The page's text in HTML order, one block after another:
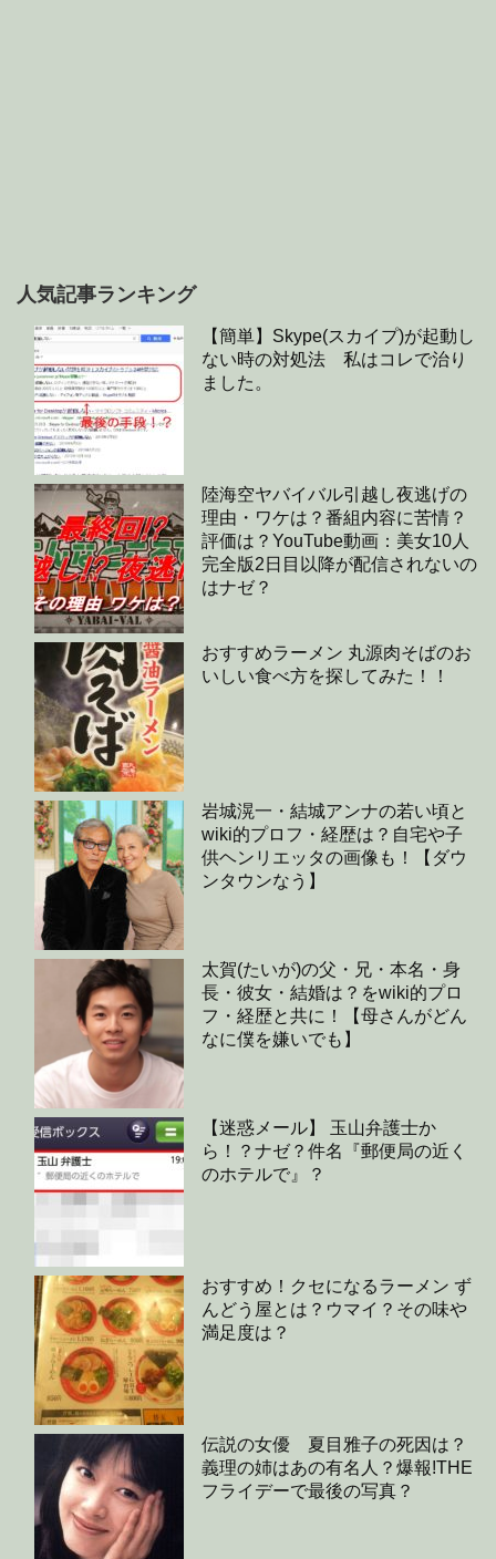
人気記事ランキング
【簡単】Skype(スカイプ)が起動し
ない時の対処法 私はコレで治り
ました。
陸海空ヤバイバル引越し夜逃げの
理由・ワケは？番組内容に苦情？
評価は？YouTube動画：美女10人
完全版2日目以降が配信されないの
はナゼ？
おすすめラーメン 丸源肉そばのお
いしい食べ方を探してみた！！
岩城滉一・結城アンナの若い頃と
wiki的プロフ・経歴は？自宅や子
供ヘンリエッタの画像も！【ダウ
ンタウンなう】
太賀(たいが)の父・兄・本名・身
長・彼女・結婚は？をwiki的プロ
フ・経歴と共に！【母さんがどん
なに僕を嫌いでも】
【迷惑メール】 玉山弁護士か
ら！？ナゼ？件名『郵便局の近く
のホテルで』？
おすすめ！クセになるラーメン ず
んどう屋とは？ウマイ？その味や
満足度は？
伝説の女優 夏目雅子の死因は？
義理の姉はあの有名人？爆報!THE
フライデーで最後の写真？